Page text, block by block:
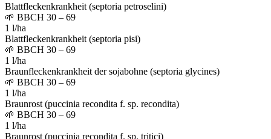
Blattfleckenkrankheit (septoria petroselini)
🌱 BBCH 30 – 69
1 l/ha
Blattfleckenkrankheit (septoria pisi)
🌱 BBCH 30 – 69
1 l/ha
Braunfleckenkrankheit der sojabohne (septoria glycines)
🌱 BBCH 30 – 69
1 l/ha
Braunrost (puccinia recondita f. sp. recondita)
🌱 BBCH 30 – 69
1 l/ha
Braunrost (puccinia recondita f. sp. tritici)